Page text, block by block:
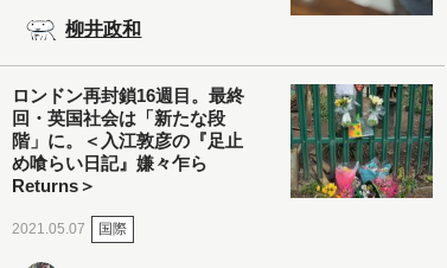
柳井政和
ロンドン再封鎖16週目。最終
回・英国社会は「新たな段
階」に。＜入江敦彦の『足止
め喰らい日記』嫌々乍ら
Returns＞
2021.05.07 国際